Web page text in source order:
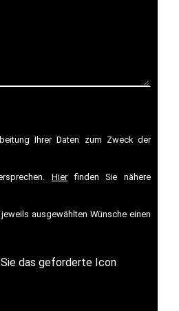
Ihrer Daten zum Zweck der
Hierfinden Sie nähere
ausgewählten Wünsche einen
das geforderte Icon